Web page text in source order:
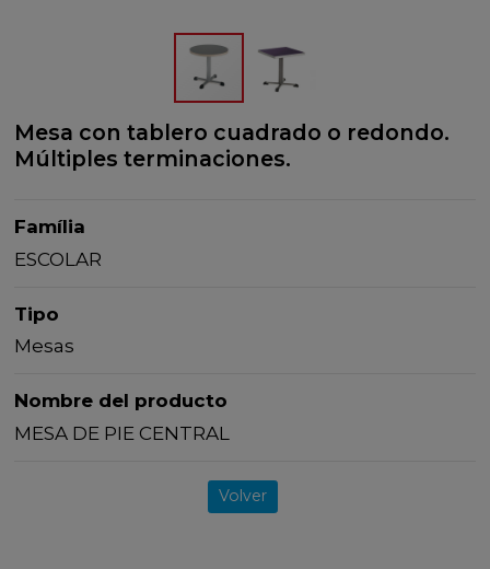
Mesa con tablero cuadrado o redondo.
Múltiples terminaciones.
Família
ESCOLAR
Tipo
Mesas
Nombre del producto
MESA DE PIE CENTRAL
Volver